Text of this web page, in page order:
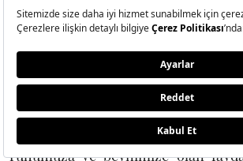
ELLE:Sizce dönemin en önemli
neler?
Burak İnal:Besin değerleri ve
açısından kesinlikle “maca” tozu
organik kakao tozu ve organik
ruhumuza ve beynimize olan